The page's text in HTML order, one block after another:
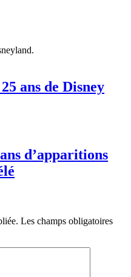
ans de Disney
d’apparitions
Les champs obligatoires